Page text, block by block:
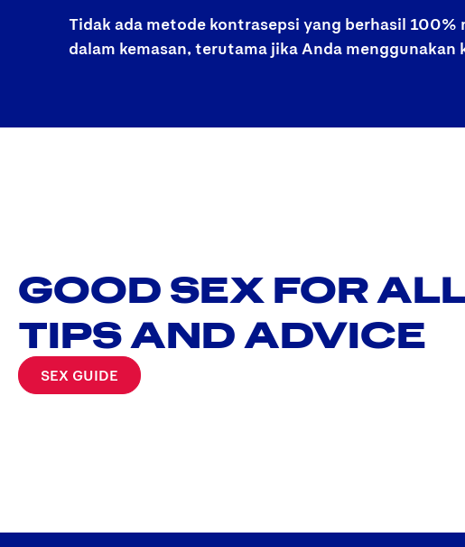
Tidak ada metode kontrasepsi yang berhasil
dalam kemasan, terutama jika Anda
GOOD SEX FOR
TIPS AND ADVICE
SEX GUIDE